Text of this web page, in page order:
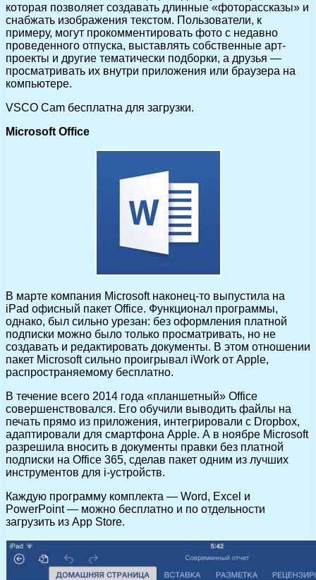
которая позволяет создавать длинные «фоторассказы» и
снабжать изображения текстом. Пользователи, к
примеру, могут прокомментировать фото с недавно
проведенного отпуска, выставлять собственные арт-
проекты и другие тематически подборки, а друзья —
просматривать их внутри приложения или браузера на
компьютере.
VSCO Cam бесплатна для загрузки.
Microsoft Office
В марте компания Microsoft наконец-то выпустила на
iPad офисный пакет Office. Функционал программы,
однако, был сильно урезан: без оформления платной
подписки можно было только просматривать, но не
создавать и редактировать документы. В этом отношении
пакет Microsoft сильно проигрывал iWork от Apple,
распространяемому бесплатно.
В течение всего 2014 года «планшетный» Office
совершенствовался. Его обучили выводить файлы на
печать прямо из приложения, интегрировали с Dropbox,
адаптировали для смартфона Apple. А в ноябре Microsoft
разрешила вносить в документы правки без платной
подписки на Office 365, сделав пакет одним из лучших
инструментов для i-устройств.
Каждую программу комплекта — Word, Excel и
PowerPoint — можно бесплатно и по отдельности
загрузить из App Store.